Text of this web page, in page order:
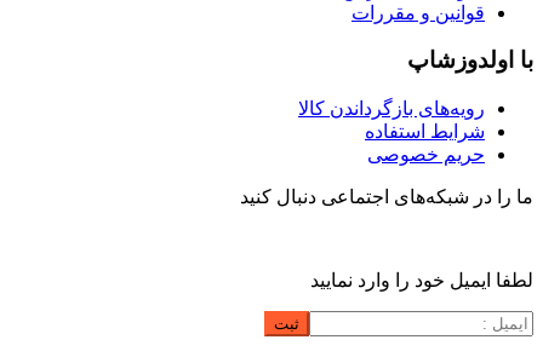
قوانین و مقررات
با اولدوزشاپ
رویه‌های بازگرداندن کالا
شرایط استفاده
حریم خصوصی
ما را در شبکه‌های اجتماعی دنبال کنید
لطفا ایمیل خود را وارد نمایید